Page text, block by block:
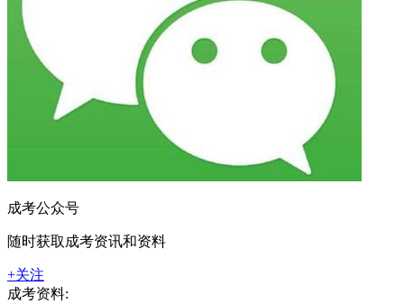
成考公众号
随时获取成考资讯和资料
+关注
成考资料: